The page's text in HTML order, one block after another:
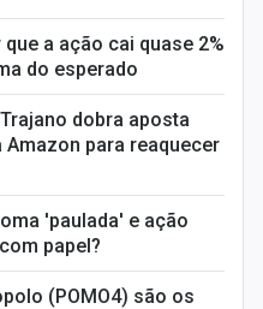
a ação cai quase 2%
do esperado
dobra aposta
para reaquecer
'paulada' e ação
papel?
(POMO4) são os